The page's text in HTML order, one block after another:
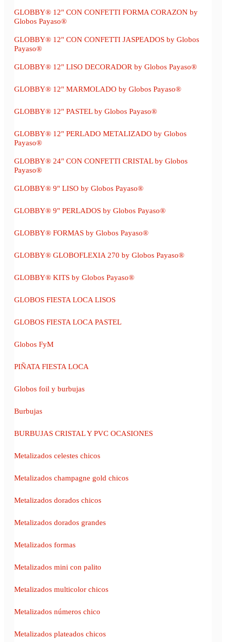
GLOBBY® 12" CON CONFETTI FORMA CORAZON by
Globos Payaso®
GLOBBY® 12" CON CONFETTI JASPEADOS by Globos
Payaso®
GLOBBY® 12" LISO DECORADOR by Globos Payaso®
GLOBBY® 12" MARMOLADO by Globos Payaso®
GLOBBY® 12" PASTEL by Globos Payaso®
GLOBBY® 12" PERLADO METALIZADO by Globos
Payaso®
GLOBBY® 24" CON CONFETTI CRISTAL by Globos
Payaso®
GLOBBY® 9" LISO by Globos Payaso®
GLOBBY® 9" PERLADOS by Globos Payaso®
GLOBBY® FORMAS by Globos Payaso®
GLOBBY® GLOBOFLEXIA 270 by Globos Payaso®
GLOBBY® KITS by Globos Payaso®
GLOBOS FIESTA LOCA LISOS
GLOBOS FIESTA LOCA PASTEL
Globos FyM
PIÑATA FIESTA LOCA
Globos foil y burbujas
Burbujas
BURBUJAS CRISTAL Y PVC OCASIONES
Metalizados celestes chicos
Metalizados champagne gold chicos
Metalizados dorados chicos
Metalizados dorados grandes
Metalizados formas
Metalizados mini con palito
Metalizados multicolor chicos
Metalizados números chico
Metalizados plateados chicos